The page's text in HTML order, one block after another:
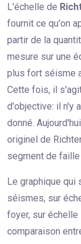
L'échelle de
fournit ce qu'on
partir de la
mesure sur une
plus fort séisme
Cette fois, il
d'objective: il n'y
donné.
originel de
segment de
Le graphique qui
séismes, sur
foyer, sur
comparaison